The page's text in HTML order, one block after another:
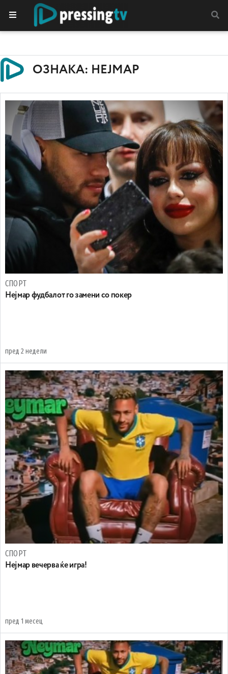
ОЗНАКА: НЕЈМАР
СПОРТ
Нејмар фудбалот го замени со покер
пред 2 недели
СПОРТ
Нејмар вечерва ќе игра!
пред 1 месец